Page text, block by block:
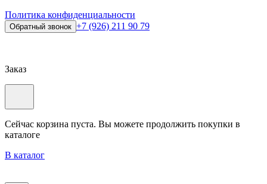
Политика конфиденциальности
Обратный звонок +7 (926) 211 90 79
Заказ
Сейчас корзина пуста. Вы можете продолжить покупки в
каталоге
В каталог